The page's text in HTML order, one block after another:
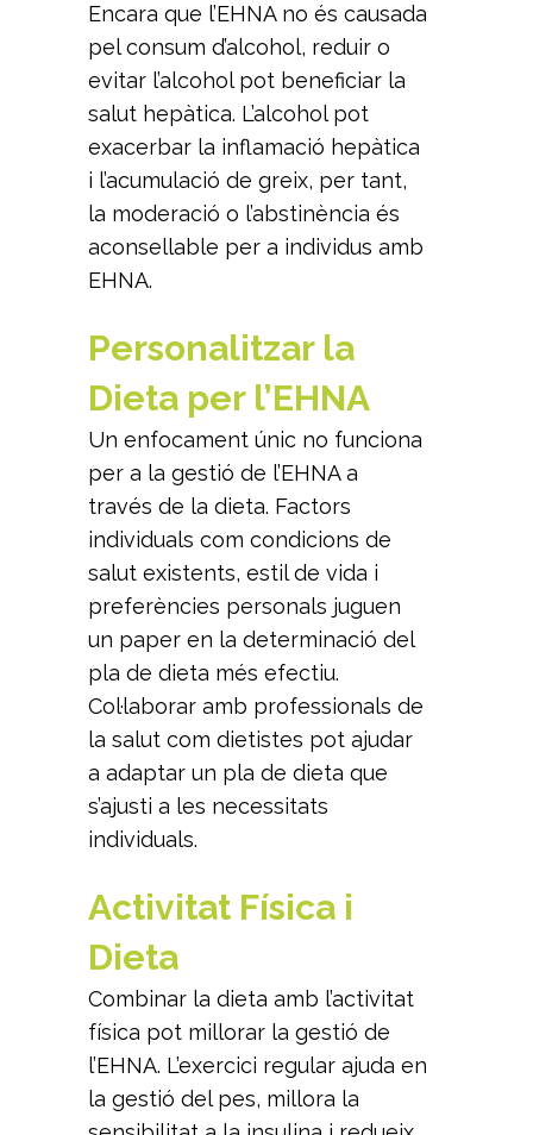
Encara que l’EHNA no és causada
pel consum d’alcohol, reduir o
evitar l’alcohol pot beneficiar la
salut hepàtica. L’alcohol pot
exacerbar la inflamació hepàtica
i l’acumulació de greix, per tant,
la moderació o l’abstinència és
aconsellable per a individus amb
EHNA.
Personalitzar la
Dieta per l’EHNA
Un enfocament únic no funciona
per a la gestió de l’EHNA a
través de la dieta. Factors
individuals com condicions de
salut existents, estil de vida i
preferències personals juguen
un paper en la determinació del
pla de dieta més efectiu.
Col·laborar amb professionals de
la salut com dietistes pot ajudar
a adaptar un pla de dieta que
s’ajusti a les necessitats
individuals.
Activitat Física i
Dieta
Combinar la dieta amb l’activitat
física pot millorar la gestió de
l’EHNA. L’exercici regular ajuda en
la gestió del pes, millora la